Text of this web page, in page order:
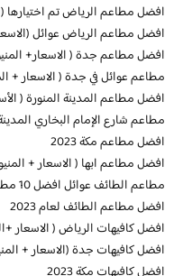
افضل مطاعم الرياض تم اختيارها
افضل مطاعم الرياض عوائل
افضل مطاعم جدة ( الاسعار+
مطاعم عوائل في جدة ( الاسعار +
افضل مطاعم المدينة المنورة (
مطاعم شارع الإمام البخاري المدينة افضل 10
افضل مطاعم مكة 2023
افضل مطاعم ابها ( الاسعار +
مطاعم الطائف عوائل افضل 10 مطاعم
افضل مطاعم الطائف لعام 2023
افضل كافيهات الرياض ( الاسعار
افضل كافيهات جدة (الاسعار +